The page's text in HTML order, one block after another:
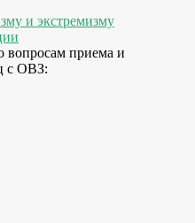
и экстремизму
вопросам приема и
с ОВЗ: